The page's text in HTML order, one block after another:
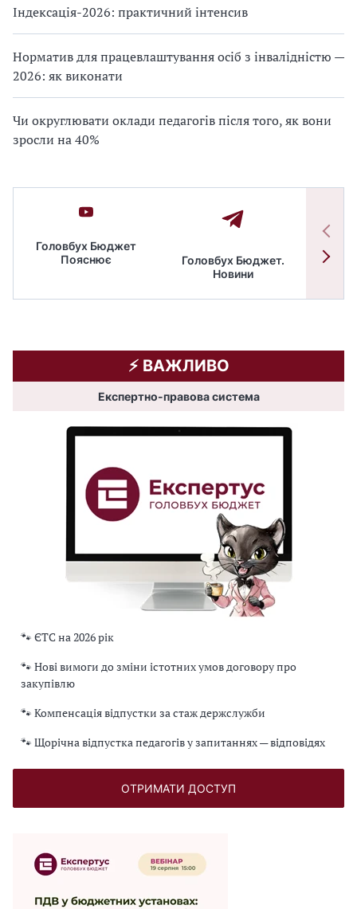
Індексація-2026: практичний інтенсив
Норматив для працевлаштування осіб з інвалідністю —
2026: як виконати
Чи округлювати оклади педагогів після того, як вони
зросли на 40%
Головбух Бюджет
Пояснює
Головбух Бюджет.
Новини
⚡️ ВАЖЛИВО
Експертно-правова система
🐾 ЄТС на 2026 рік
🐾 Нові вимоги до зміни істотних умов договору про
закупівлю
🐾 Компенсація відпустки за стаж держслужби
🐾 Щорічна відпустка педагогів у запитаннях — відповідях
ОТРИМАТИ ДОСТУП